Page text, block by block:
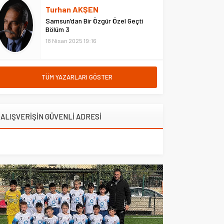
Adliyesi’nde çıkan yangına
müdahale eden Çarşı ve
Mahalle...
Turhan AKŞEN
Samsun’dan Bir Özgür Özel Geçti
Bölüm 3
18 Nisan 2025 19:16
TÜM YAZARLARI GÖSTER
ALIŞVERİŞİN GÜVENLİ ADRESİ